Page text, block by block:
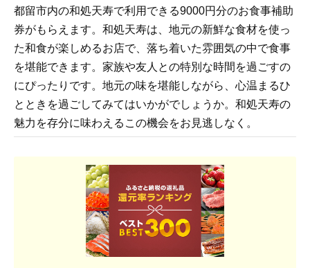
都留市内の和処天寿で利用できる9000円分のお食事補助
券がもらえます。和処天寿は、地元の新鮮な食材を使っ
た和食が楽しめるお店で、落ち着いた雰囲気の中で食事
を堪能できます。家族や友人との特別な時間を過ごすの
にぴったりです。地元の味を堪能しながら、心温まるひ
とときを過ごしてみてはいかがでしょうか。和処天寿の
魅力を存分に味わえるこの機会をお見逃しなく。